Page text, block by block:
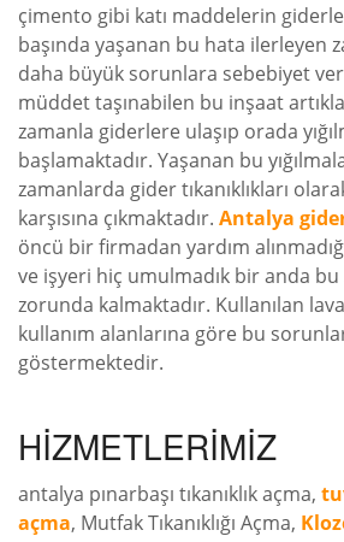
çimento gibi katı maddelerin
başında yaşanan bu hata ilerleyen
daha büyük sorunlara sebebiyet
müddet taşınabilen bu inşaat
zamanla giderlere ulaşıp orada
başlamaktadır. Yaşanan bu
zamanlarda gider tıkanıklıkları
karşısına çıkmaktadır. Antalya
öncü bir firmadan yardım
ve işyeri hiç umulmadık bir anda
zorunda kalmaktadır. Kullanılan
kullanım alanlarına göre bu
göstermektedir.
HİZMETLERİMİZ
antalya pınarbaşı tıkanıklık açma,
açma, Mutfak Tıkanıklığı Açma,